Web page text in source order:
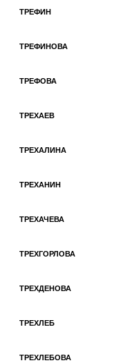
ТРЕФИН
ТРЕФИНОВА
ТРЕФОВА
ТРЕХАЕВ
ТРЕХАЛИНА
ТРЕХАНИН
ТРЕХАЧЕВА
ТРЕХГОРЛОВА
ТРЕХДЕНОВА
ТРЕХЛЕБ
ТРЕХЛЕБОВА